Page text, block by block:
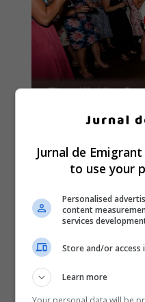
Jurnal de
to use your
Personalised
content
services
Store and/or
Learn more